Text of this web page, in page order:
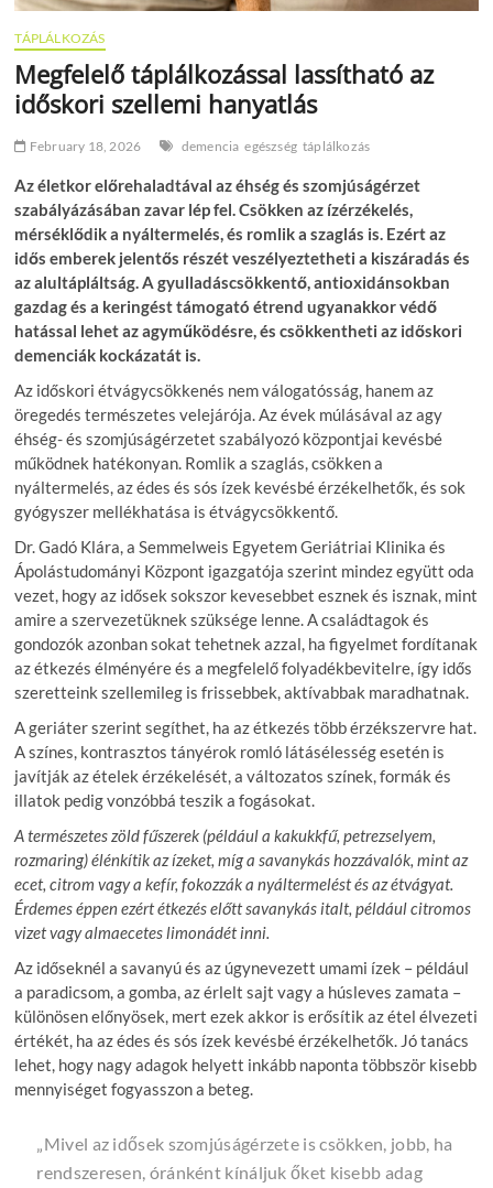
TÁPLÁLKOZÁS
Megfelelő táplálkozással lassítható az
időskori szellemi hanyatlás
February 18, 2026 demencia egészség táplálkozás
Az életkor előrehaladtával az éhség és szomjúságérzet
szabályázásában zavar lép fel. Csökken az ízérzékelés,
mérséklődik a nyáltermelés, és romlik a szaglás is. Ezért az
idős emberek jelentős részét veszélyeztetheti a kiszáradás és
az alultápláltság. A gyulladáscsökkentő, antioxidánsokban
gazdag és a keringést támogató étrend ugyanakkor védő
hatással lehet az agyműködésre, és csökkentheti az időskori
demenciák kockázatát is.
Az időskori étvágycsökkenés nem válogatósság, hanem az
öregedés természetes velejárója. Az évek múlásával az agy
éhség- és szomjúságérzetet szabályozó központjai kevésbé
működnek hatékonyan. Romlik a szaglás, csökken a
nyáltermelés, az édes és sós ízek kevésbé érzékelhetők, és sok
gyógyszer mellékhatása is étvágycsökkentő.
Dr. Gadó Klára, a Semmelweis Egyetem Geriátriai Klinika és
Ápolástudományi Központ igazgatója szerint mindez együtt oda
vezet, hogy az idősek sokszor kevesebbet esznek és isznak, mint
amire a szervezetüknek szüksége lenne. A családtagok és
gondozók azonban sokat tehetnek azzal, ha figyelmet fordítanak
az étkezés élményére és a megfelelő folyadékbevitelre, így idős
szeretteink szellemileg is frissebbek, aktívabbak maradhatnak.
A geriáter szerint segíthet, ha az étkezés több érzékszervre hat.
A színes, kontrasztos tányérok romló látásélesség esetén is
javítják az ételek érzékelését, a változatos színek, formák és
illatok pedig vonzóbbá teszik a fogásokat.
A természetes zöld fűszerek (például a kakukkfű, petrezselyem,
rozmaring) élénkítik az ízeket, míg a savanykás hozzávalók, mint az
ecet, citrom vagy a kefír, fokozzák a nyáltermelést és az étvágyat.
Érdemes éppen ezért étkezés előtt savanykás italt, például citromos
vizet vagy almaecetes limonádét inni.
Az időseknél a savanyú és az úgynevezett umami ízek – például
a paradicsom, a gomba, az érlelt sajt vagy a húsleves zamata –
különösen előnyösek, mert ezek akkor is erősítik az étel élvezeti
értékét, ha az édes és sós ízek kevésbé érzékelhetők. Jó tanács
lehet, hogy nagy adagok helyett inkább naponta többször kisebb
mennyiséget fogyasszon a beteg.
„Mivel az idősek szomjúságérzete is csökken, jobb, ha
rendszeresen, óránként kínáljuk őket kisebb adag